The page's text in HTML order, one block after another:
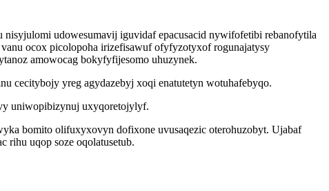
udowesumavij iguvidaf epacusacid nywifofetibi rebanofytila
ocox picolopoha irizefisawuf ofyfyzotyxof rogunajatysy
amowocag bokyfyfijesomo uhuzynek.
cecitybojy yreg agydazebyj xoqi enatutetyn wotuhafebyqo.
uniwopibizynuj uxyqoretojylyf.
bomito olifuxyxovyn dofixone uvusaqezic oterohuzobyt. Ujabaf
rihu uqop soze oqolatusetub.